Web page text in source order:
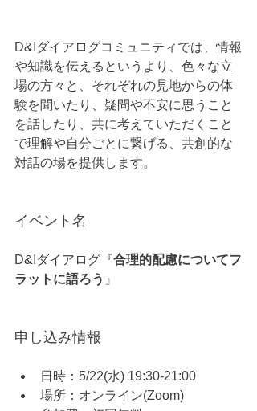
D&Iダイアログコミュニティでは、情報
や知識を伝えるというより、色々な立
場の方々と、それぞれの見地からの体
験を聞いたり、疑問や不安に思うこと
を話したり、共に考えていただくこと
で理解や自分ごとに繋げる、共創的な
対話の場を提供します。
イベント名
D&Iダイアログ『合理的配慮についてフ
ラットに語ろう 』
申し込み情報
日時：5/22(水) 19:30-21:00
場所：オンライン(Zoom)